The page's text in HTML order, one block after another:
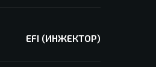
EFI (ИНЖЕКТОР)